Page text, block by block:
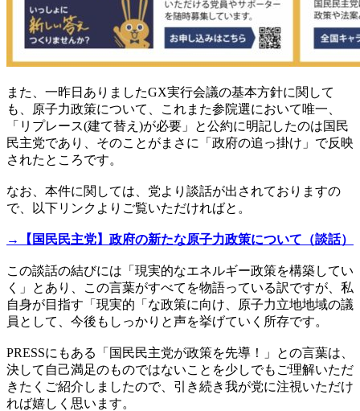
また、一昨日ありましたGX実行会議の基本方針に関して
も、原子力政策について、これまた参院選において唯一、
「リプレース(建て替え)が必要」と公約に明記したのは国民
民主党であり、そのことがまさに「政府の追っ掛け」で反映
されたところです。
なお、本件に関しては、党より談話が出されておりますの
で、以下リンクよりご覧いただければと。
→【国民民主党】政府の新たな原子力政策について（談話）
この談話の結びには「現実的なエネルギー政策を構築してい
く」とあり、この言葉がすべてを物語っている訳ですが、私
自身が目指す「現実的「な政策に向け、原子力立地地域の議
員として、今後もしっかりと声を挙げていく所存です。
PRESSにもある「国民民主党が政策を先導！」との言葉は、
決して自己満足のものではないことを少しでもご理解いただ
きたくご紹介しましたので、引き続き我が党に注視いただけ
れば嬉しく思います。